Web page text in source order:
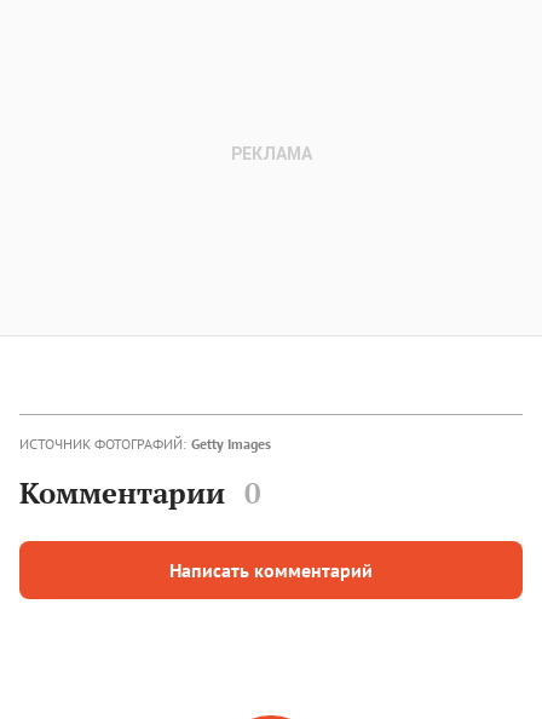
ИСТОЧНИК ФОТОГРАФИЙ: Getty Images
Комментарии 0
Написать комментарий